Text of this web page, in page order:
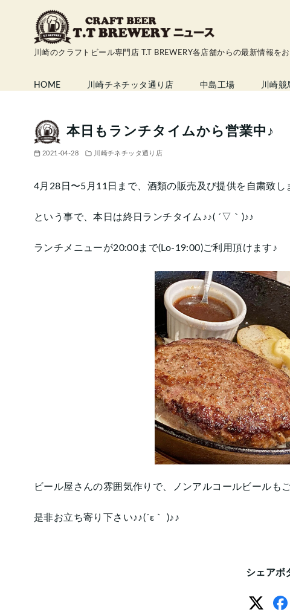
へ
川崎のクラフトビール専門店 T.T BREWERY各店舗からの最新情報をお
HOME 川崎チネチッタ通り店 中島工場 川崎
本日もランチタイムから営業中♪
2021-04-28 川崎チネチッタ通り店
4月28日〜5月11日まで、酒類の販売及び提供を自粛致し
という事で、本日は終日ランチタイム♪♪( ´▽｀)♪♪
ランチメニューが20:00まで(Lo-19:00)ご利用頂けます♪
ビール屋さんの雰囲気作りで、ノンアルコールビールも
是非お立ち寄り下さい♪♪(´ε｀ )♪♪
シェアボ